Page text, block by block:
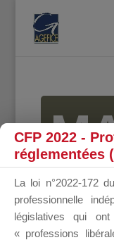
CFP 2022 -
réglementées
La loi n°2022-172
professionnelle
législatives qui
« professions